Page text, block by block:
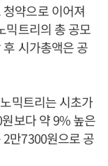
약으로 이어져
믹트리의 총 공모
시가총액은 공
믹트리는 시초가
보다 약 9% 높은
만7300원으로 공